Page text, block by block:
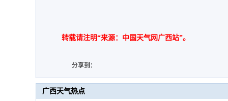
转载请注明“来源：中国天气网广西站”。
分享到：
广西天气热点